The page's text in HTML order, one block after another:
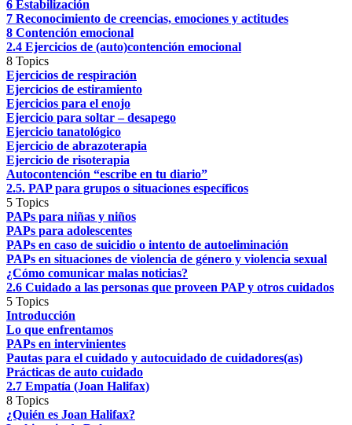
6 Estabilización
7 Reconocimiento de creencias, emociones y actitudes
8 Contención emocional
2.4 Ejercicios de (auto)contención emocional
8 Topics
Ejercicios de respiración
Ejercicios de estiramiento
Ejercicios para el enojo
Ejercicio para soltar – desapego
Ejercicio tanatológico
Ejercicio de abrazoterapia
Ejercicio de risoterapia
Autocontención “escribe en tu diario”
2.5. PAP para grupos o situaciones específicos
5 Topics
PAPs para niñas y niños
PAPs para adolescentes
PAPs en caso de suicidio o intento de autoeliminación
PAPs en situaciones de violencia de género y violencia sexual
¿Cómo comunicar malas noticias?
2.6 Cuidado a las personas que proveen PAP y otros cuidados
5 Topics
Introducción
Lo que enfrentamos
PAPs en intervinientes
Pautas para el cuidado y autocuidado de cuidadores(as)
Prácticas de auto cuidado
2.7 Empatía (Joan Halifax)
8 Topics
¿Quién es Joan Halifax?